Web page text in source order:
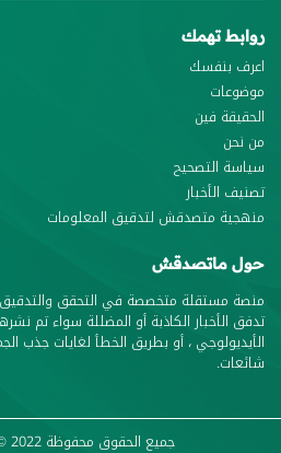
تهمك
بنفسك
فين
نحن
التصحيح
الأخبار
متصدقش لتدقيق المعلومات
ماتصدقش
مستقلة متخصصة في التحقق والتدقيق
الأخبار الكاذبة أو المضللة سواء تم نشرها
، أو بطريق الخطأ لغايات جذب
جميع الحقوق محفوظة© 2022